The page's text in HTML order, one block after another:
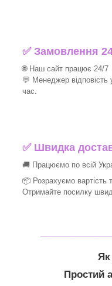
✅ Замовлення
🌐 Наш сайт працює 24/7
💬 Менеджер
час.
✅Швидка
🚚 Працюємо по всій
📦 Розрахуємо вартість
Отримайте посилку
Як
Простий